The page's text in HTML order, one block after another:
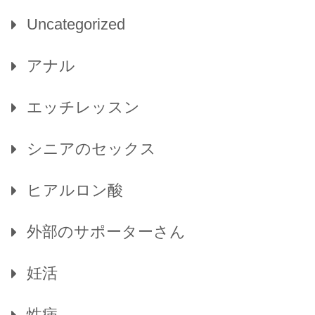
Uncategorized
アナル
エッチレッスン
シニアのセックス
ヒアルロン酸
外部のサポーターさん
妊活